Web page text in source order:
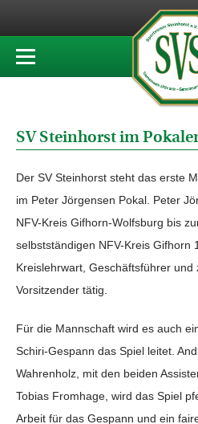
SV Steinhorst im
Der SV Steinhorst steht das erste
im Peter Jörgensen Pokal. Peter
NFV-Kreis Gifhorn-Wolfsburg bis
selbstständigen NFV-Kreis Gifhorn
Kreislehrwart, Geschäftsführer und
Vorsitzender tätig.
Für die Mannschaft wird es auch
Schiri-Gespann das Spiel leitet.
Wahrenholz, mit den beiden
Tobias Fromhage, wird das Spiel
Arbeit für das Gespann und ein